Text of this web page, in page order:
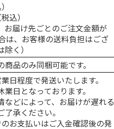
込）
お届け先ごとのご注文金額が
は、お客様の送料負担はござ
く）
商品のみ同梱可能です。
日程度で発送いたします。
日となっております。
どによって、お届けが遅れる
承ください。
お支払いはご入金確認後の発